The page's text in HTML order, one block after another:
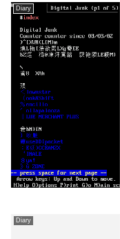
Diary
Diary